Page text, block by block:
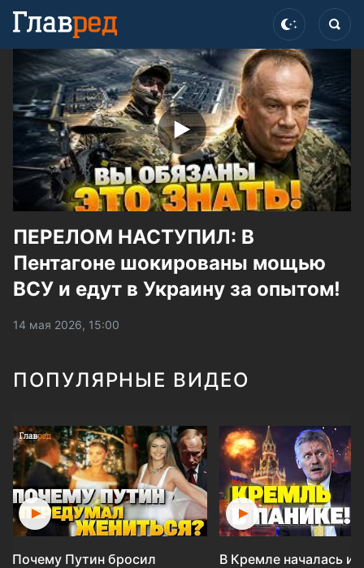
ПЕРЕЛОМ НАСТУПИЛ: В
Пентагоне шокированы мощью
ВСУ и едут в Украину за опытом!
14 мая 2026, 15:00
ПОПУЛЯРНЫЕ ВИДЕО
Почему Путин бросил
В Кремле началась